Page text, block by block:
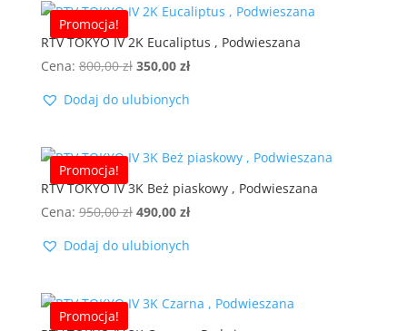
Promocja!
RTV TOKYO IV 2K Eucaliptus , Podwieszana
Cena: 800,00zł Pierwotna
wynosiła:
350,00 złAktualna
wynosi:
Dodaj do ulubionych
Promocja!
RTV TOKYO IV 3K Beż piaskowy , Podwieszana
Cena: 950,00zł Pierwotna
wynosiła:
490,00 złAktualna
wynosi:
Dodaj do ulubionych
Promocja!